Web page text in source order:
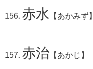
赤水 【あかみず】
赤治 【あかじ】